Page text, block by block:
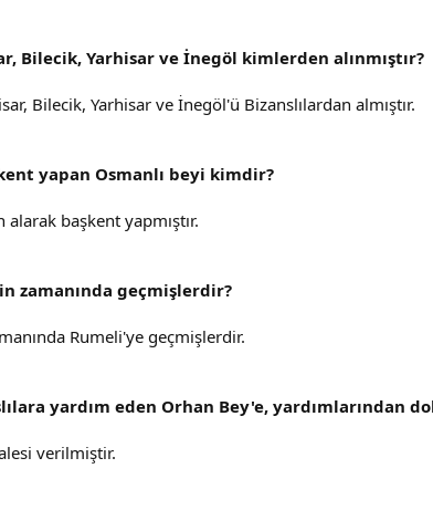
Bilecik, Yarhisar ve İnegöl kimlerden alınmıştır?
Bilecik, Yarhisar ve İnegöl'ü Bizanslılardan almıştır.
yapan Osmanlı beyi kimdir?
başkent yapmıştır.
zamanında geçmişlerdir?
Rumeli'ye geçmişlerdir.
yardım eden Orhan Bey'e, yardımlarından
verilmiştir.